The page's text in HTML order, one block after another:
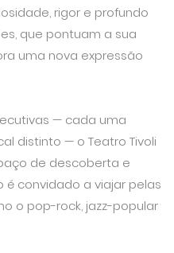
rigor e profundo
que pontuam a sua
uma nova expressão
— cada uma
distinto — o Teatro Tivoli
de descoberta e
é convidado a viajar pelas
o pop-rock, jazz-popular